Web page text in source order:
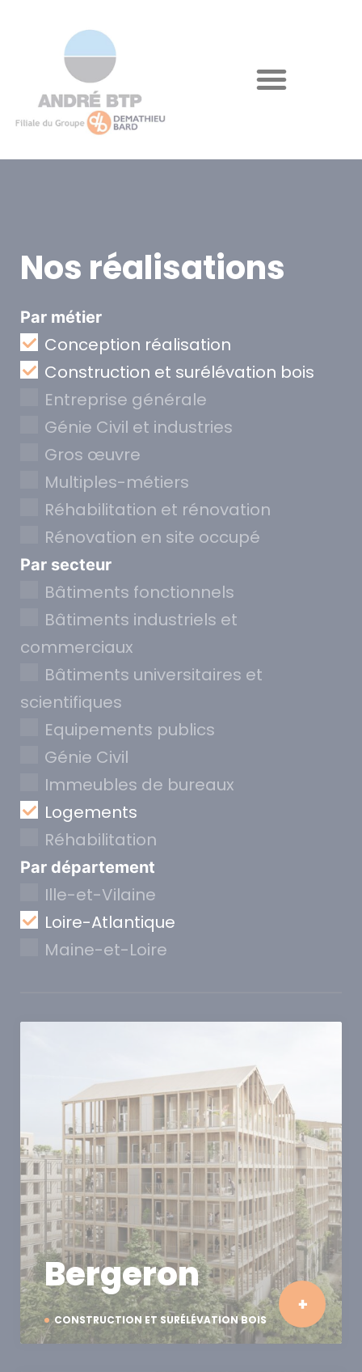
Nos réalisations
Par métier
Conception réalisation
Construction et surélévation bois
Entreprise générale
Génie Civil et industries
Gros œuvre
Multiples-métiers
Réhabilitation et rénovation
Rénovation en site occupé
Par secteur
Bâtiments fonctionnels
Bâtiments industriels et
commerciaux
Bâtiments universitaires et
scientifiques
Equipements publics
Génie Civil
Immeubles de bureaux
Logements
Réhabilitation
Par département
Ille-et-Vilaine
Loire-Atlantique
Maine-et-Loire
CONSTRUCTION ET SURÉLÉVATION BOIS
Bergeron